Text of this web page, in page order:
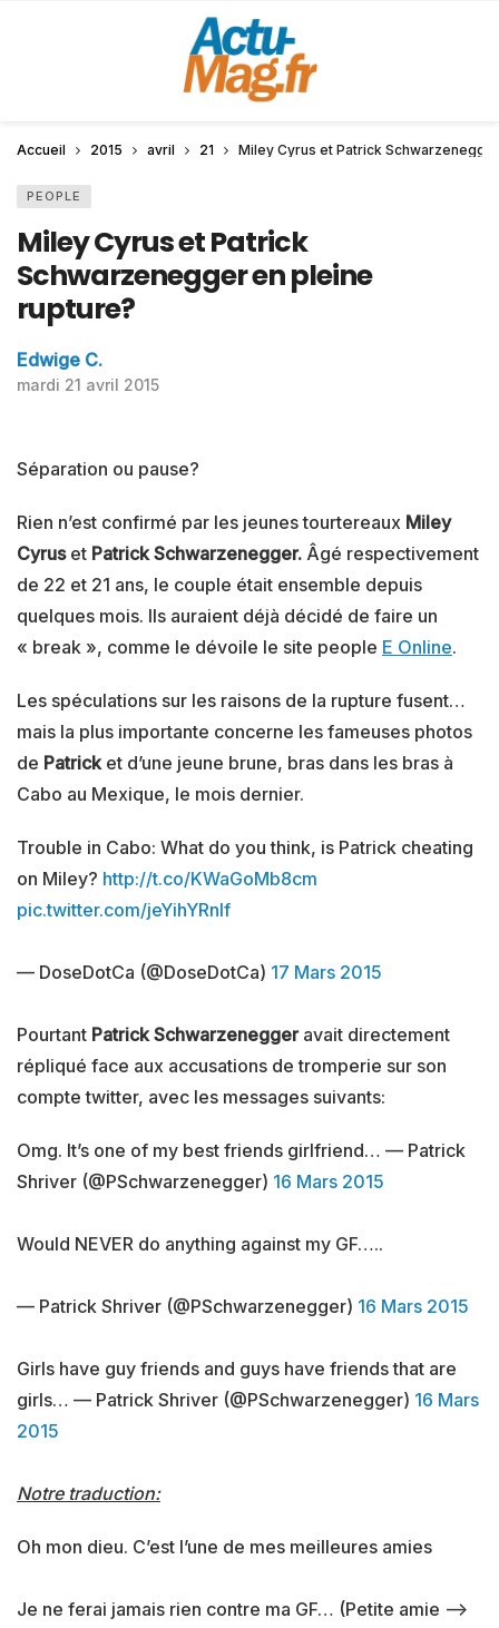
Accueil 2015 avril 21 Miley Cyrus et Patrick
PEOPLE
Miley Cyrus et Patrick
Schwarzenegger en pleine
rupture?
Edwige C.
mardi 21 avril 2015
Séparation ou pause?
Rien n’est confirmé par les jeunes tourtereaux Miley
Cyruset Patrick Schwarzenegger. Âgé respectivement
de 22 et 21 ans, le couple était ensemble depuis
quelques mois. Ils auraient déjà décidé de faire un
« break », comme le dévoile le site people E Online.
Les spéculations sur les raisons de la rupture fusent…
mais la plus importante concerne les fameuses photos
de Patricket d’une jeune brune, bras dans les bras à
Cabo au Mexique, le mois dernier.
Trouble in Cabo: What do you think, is Patrick cheating
on Miley? http://t.co/KWaGoMb8cm
pic.twitter.com/jeYihYRnIf
— DoseDotCa (@DoseDotCa) 17 Mars 2015
Pourtant Patrick Schwarzeneggeravait directement
répliqué face aux accusations de tromperie sur son
compte twitter, avec les messages suivants:
Omg. It’s one of my best friends girlfriend… — Patrick
Shriver (@PSchwarzenegger) 16 Mars 2015
Would NEVER do anything against my GF…..
— Patrick Shriver (@PSchwarzenegger) 16 Mars 2015
Girls have guy friends and guys have friends that are
girls… — Patrick Shriver (@PSchwarzenegger) 16 Mars
2015
Notre traduction:
Oh mon dieu. C’est l’une de mes meilleures amies
Je ne ferai jamais rien contre ma GF… (Petite amie –>